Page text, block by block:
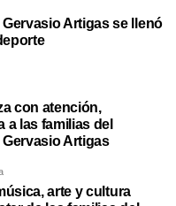
Artigas se llenó
con atención,
a las familias del
Artigas
arte y cultura